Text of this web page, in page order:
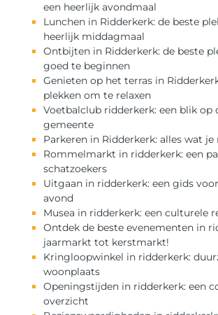
een heerlijk avondmaal
Lunchen in Ridderkerk: de beste
heerlijk middagmaal
Ontbijten in Ridderkerk: de beste
goed te beginnen
Genieten op het terras in
plekken om te relaxen
Voetbalclub ridderkerk: een blik op
gemeente
Parkeren in Ridderkerk: alles wat
Rommelmarkt in ridderkerk: een
schatzoekers
Uitgaan in ridderkerk: een gids
avond
Musea in ridderkerk: een culturele
Ontdek de beste evenementen in
jaarmarkt tot kerstmarkt!
Kringloopwinkel in ridderkerk:
woonplaats
Openingstijden in ridderkerk: een
overzicht